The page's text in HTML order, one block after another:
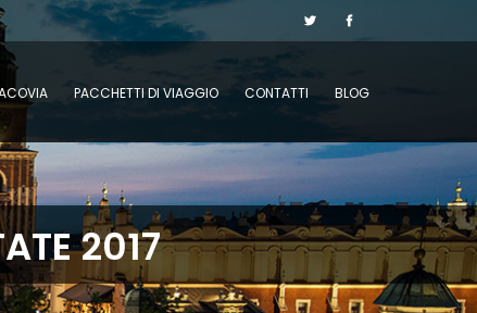
PACCHETTI DI VIAGGIO CONTATTI BLOG
2017